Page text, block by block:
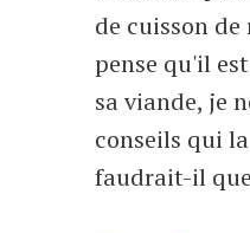
de cuisson de
pense qu'il
sa viande, je
conseils qui
faudrait-il